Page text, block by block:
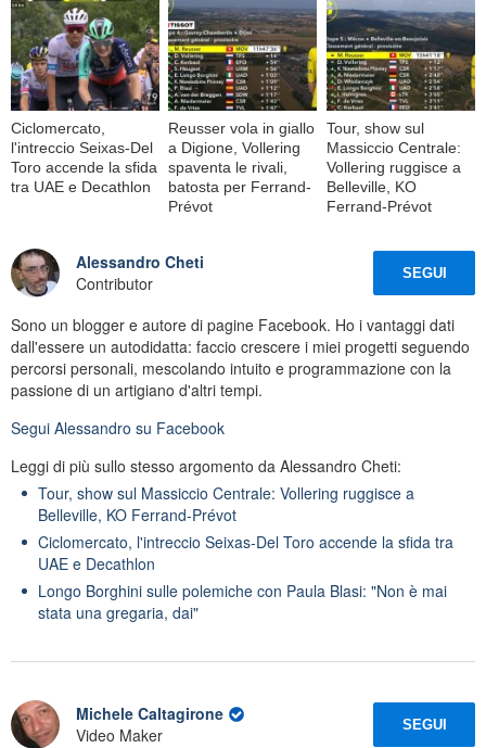
Ciclomercato,
l'intreccio Seixas-Del
Toro accende la sfida
tra UAE e Decathlon
Reusser vola in giallo
a Digione, Vollering
spaventa le rivali,
batosta per Ferrand-
Prévot
Tour, show sul
Massiccio Centrale:
Vollering ruggisce a
Belleville, KO
Ferrand-Prévot
Alessandro Cheti
Contributor
SEGUI
Sono un blogger e autore di pagine Facebook. Ho i vantaggi dati
dall'essere un autodidatta: faccio crescere i miei progetti seguendo
percorsi personali, mescolando intuito e programmazione con la
passione di un artigiano d'altri tempi.
Segui Alessandro su Facebook
Leggi di più sullo stesso argomento da Alessandro Cheti:
Tour, show sul Massiccio Centrale: Vollering ruggisce a
Belleville, KO Ferrand-Prévot
Ciclomercato, l'intreccio Seixas-Del Toro accende la sfida tra
UAE e Decathlon
Longo Borghini sulle polemiche con Paula Blasi: "Non è mai
stata una gregaria, dai"
Michele Caltagirone
Video Maker
SEGUI